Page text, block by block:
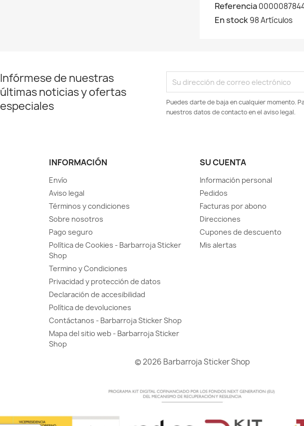
Referencia
En stock98 Artículos
Infórmese de nuestras
últimas noticias y ofertas
especiales
Puedes darte de baja en cualquier momento.
nuestros datos de contacto en el aviso legal.
INFORMACIÓN
Envío
Aviso legal
Términos y condiciones
Sobre nosotros
Pago seguro
Política de Cookies - Barbarroja Sticker
Shop
Termino y Condiciones
Privacidad y protección de datos
Declaración de accesibilidad
Política de devoluciones
Contáctanos - Barbarroja Sticker Shop
Mapa del sitio web - Barbarroja Sticker
Shop
SU CUENTA
Información personal
Pedidos
Facturas por abono
Direcciones
Cupones de descuento
Mis alertas
© 2026 Barbarroja Sticker Shop